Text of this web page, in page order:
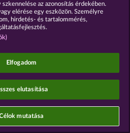
az azonosítás érdekében.
elérése egy eszközön. Személyre
hirdetés- és tartalommérés,
Elfogadom
elutasítása
mutatása